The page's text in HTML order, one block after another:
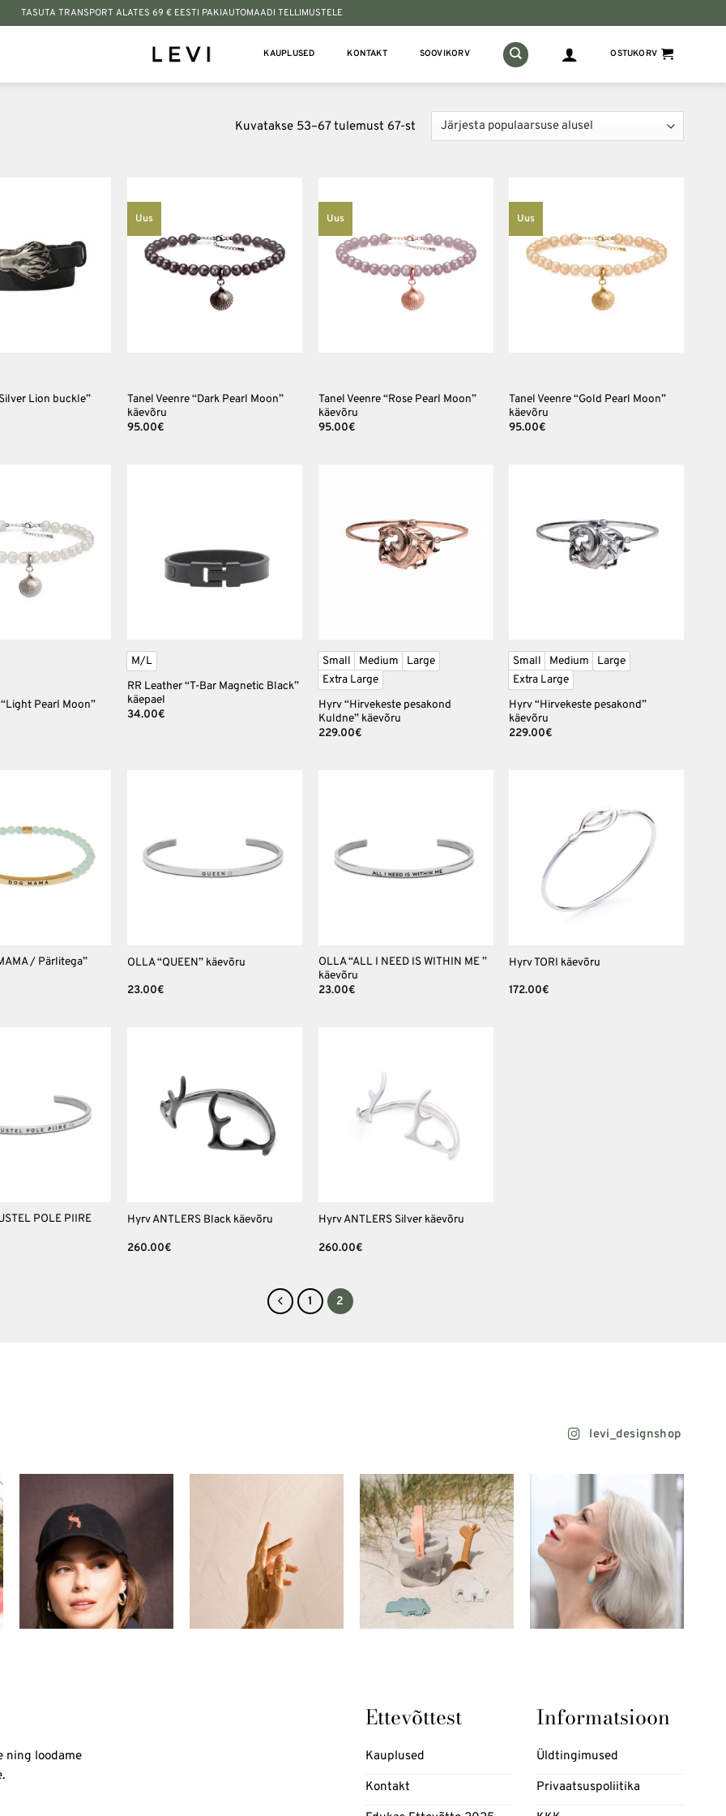
TASUTA TRANSPORT ALATES 69 € EESTI PAKIAUTOMAADI TELLIMUSTELE
KAUPLUSED KONTAKT SOOVIKORV OSTUKORV
Kuvatakse 53–67 tulemust 67-st Sorteeritud
populaarsuse
Lion buckle”
Uus
soovinimekirja
Tanel Veenre “Dark Pearl Moon”
käevõru
95.00€
Uus
soovinimekirja
Tanel Veenre “Rose Pearl Moon”
käevõru
95.00€
Uus
soovinimekirja
Tanel Veenre “Gold Pearl Moon”
käevõru
95.00€
soovinimekirja
Pearl Moon”
M/L
RR Leather “T-Bar Magnetic Black”
käepael
34.00€
soovinimekirja
Small Medium
Large
Extra Large
Hyrv “Hirvekeste pesakond
Kuldne” käevõru
229.00€
soovinimekirja
Small Medium
Large
Extra Large
Hyrv “Hirvekeste pesakond”
käevõru
229.00€
soovinimekirja
/ Pärlitega”
OLLA “QUEEN” käevõru
23.00€
OLLA “ALL I NEED IS WITHIN ME ”
käevõru
23.00€
Lisa
soovinimekirja
Hyrv TORI käevõru
172.00€
POLE PIIRE
Hyrv ANTLERS Black käevõru
260.00€
Hyrv ANTLERS Silver käevõru
260.00€
1 2
levi_designshop
ning loodame
Ettevõttest
Kauplused
Kontakt
Informatsioon
Üldtingimused
Privaatsuspoliitika